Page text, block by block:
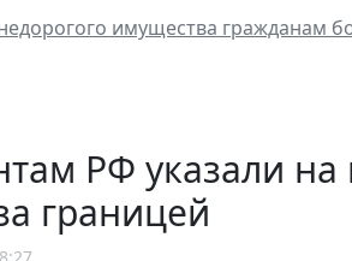
имущества гражданам
РФ указали
границей